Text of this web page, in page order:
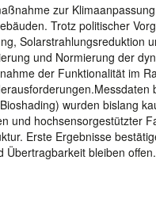
zur
Trotz politischer
Solarstrahlungsreduktion
und Normierung der
der Funktionalität im
wurden bislang
und hochsensorgestützter
Erste Ergebnisse
Übertragbarkeit bleiben offen.